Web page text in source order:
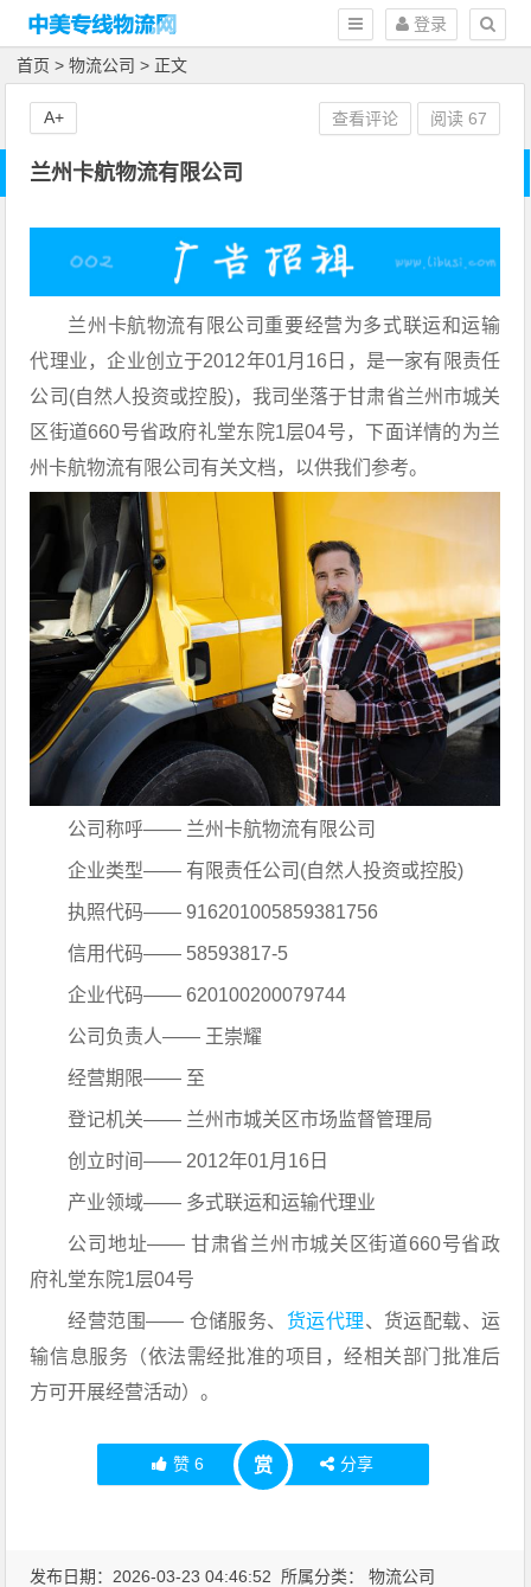
登录
首页 >物流公司 > 正文
兰州卡航物流有限公司
兰州卡航物流有限公司重要经营为多式联运和运输
代理业，企业创立于2012年01月16日，是一家有限责任
公司(自然人投资或控股)，我司坐落于甘肃省兰州市城关
区街道660号省政府礼堂东院1层04号，下面详情的为兰
州卡航物流有限公司有关文档，以供我们参考。
公司称呼—— 兰州卡航物流有限公司
企业类型—— 有限责任公司(自然人投资或控股)
执照代码—— 916201005859381756
信用代码—— 58593817-5
企业代码—— 620100200079744
公司负责人—— 王崇耀
经营期限—— 至
登记机关—— 兰州市城关区市场监督管理局
创立时间—— 2012年01月16日
产业领域—— 多式联运和运输代理业
公司地址—— 甘肃省兰州市城关区街道660号省政
府礼堂东院1层04号
经营范围—— 仓储服务、 货运代理、货运配载、运
输信息服务（依法需经批准的项目，经相关部门批准后
方可开展经营活动）。
赞 6 赏 分享
查看评论 阅读67
A+
发布日期：2026-03-23 04:46:52 所属分类：物流公司